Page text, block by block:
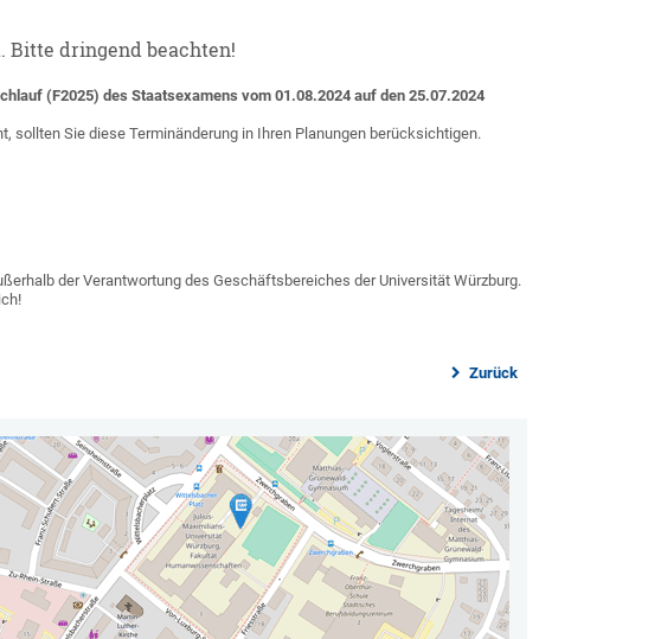
Bitte dringend beachten!
(F2025) des Staatsexamens vom 01.08.2024 auf den 25.07.2024
Sie diese Terminänderung in Ihren Planungen berücksichtigen.
der Verantwortung des Geschäftsbereiches der Universität Würzburg.
Zurück